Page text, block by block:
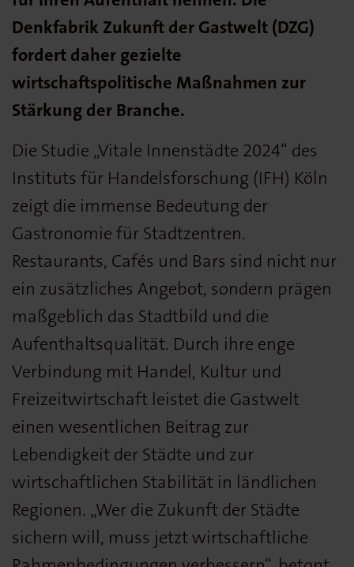
Denkfabrik Zukunft der Gastwelt (DZG)
fordert daher gezielte
wirtschaftspolitische Maßnahmen zur
Stärkung der Branche.
Die Studie „Vitale Innenstädte 2024“ des
Instituts für Handelsforschung (IFH) Köln
zeigt die immense Bedeutung der
Gastronomie für Stadtzentren.
Restaurants, Cafés und Bars sind nicht nur
ein zusätzliches Angebot, sondern prägen
maßgeblich das Stadtbild und die
Aufenthaltsqualität. Durch ihre enge
Verbindung mit Handel, Kultur und
Freizeitwirtschaft leistet die Gastwelt
einen wesentlichen Beitrag zur
Lebendigkeit der Städte und zur
wirtschaftlichen Stabilität in ländlichen
Regionen. „Wer die Zukunft der Städte
sichern will, muss jetzt wirtschaftliche